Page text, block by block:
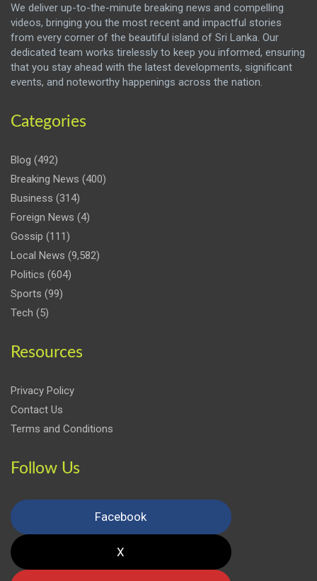
We deliver up-to-the-minute breaking news and compelling
videos, bringing you the most recent and impactful stories
from every corner of the beautiful island of Sri Lanka. Our
dedicated team works tirelessly to keep you informed, ensuring
that you stay ahead with the latest developments, significant
events, and noteworthy happenings across the nation.
Categories
Blog (492)
Breaking News (400)
Business (314)
Foreign News (4)
Gossip (111)
Local News (9,582)
Politics (604)
Sports (99)
Tech (5)
Resources
Privacy Policy
Contact Us
Terms and Conditions
Follow Us
Facebook
X